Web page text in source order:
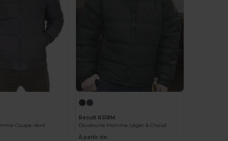
Coupe-Vent
Result RS18M
Doudoune Homme Léger & Chaud
À partir de: